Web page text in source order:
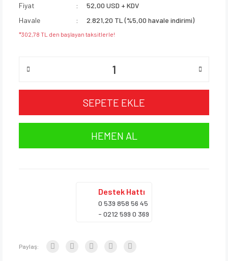
Fiyat
52,00 USD + KDV
Havale
2.821,20 TL (%5,00 havale indirimi)
*302,78 TL den başlayan taksitlerle!
SEPETE EKLE
HEMEN AL
Destek Hattı
0 539 858 56 45
- 0212 599 0 369
Paylaş: